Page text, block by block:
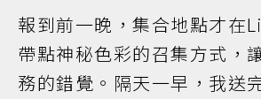
報到前一晚，集合地點才在
帶點神秘色彩的召集方式，
務的錯覺。隔天一早，我送